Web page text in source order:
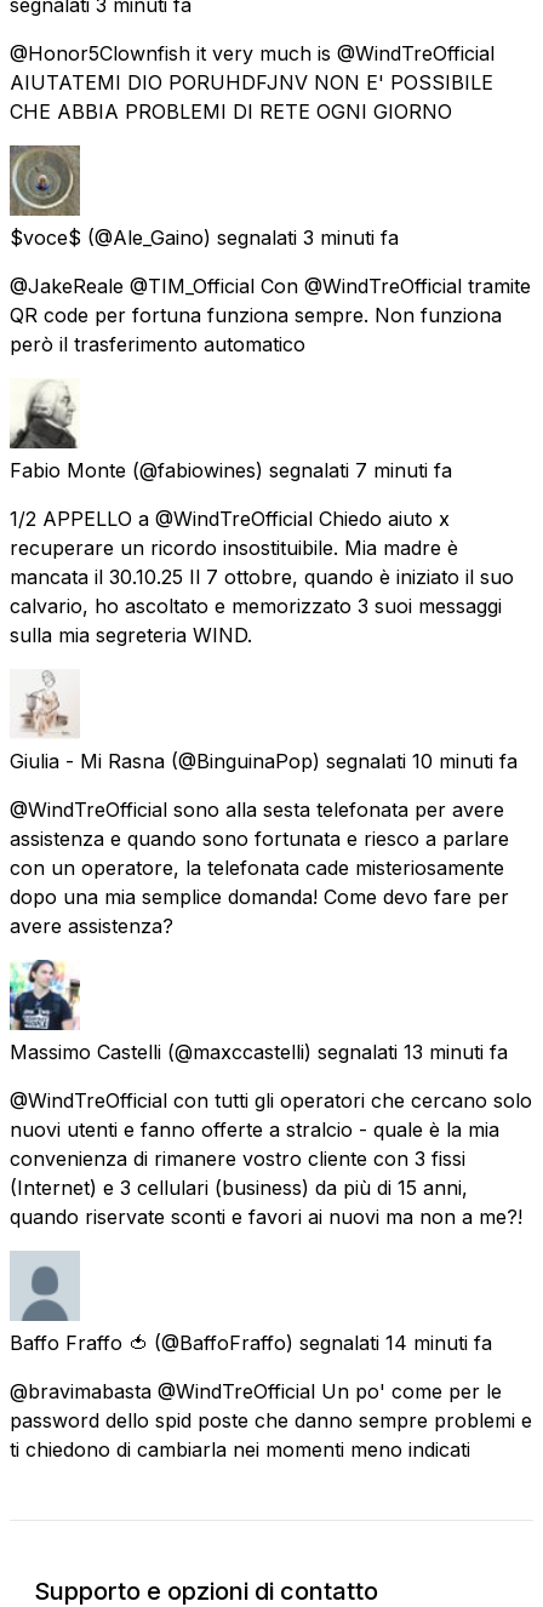
@Honor5Clownfish it very much is @WindTreOfficial
AIUTATEMI DIO PORUHDFJNV NON E' POSSIBILE
CHE ABBIA PROBLEMI DI RETE OGNI GIORNO
$voce$ (@Ale_Gaino) segnalati 3 minuti fa
@JakeReale @TIM_Official Con @WindTreOfficial tramite
QR code per fortuna funziona sempre. Non funziona
però il trasferimento automatico
Fabio Monte (@fabiowines) segnalati 7 minuti fa
1/2 APPELLO a @WindTreOfficial Chiedo aiuto x
recuperare un ricordo insostituibile. Mia madre è
mancata il 30.10.25 Il 7 ottobre, quando è iniziato il suo
calvario, ho ascoltato e memorizzato 3 suoi messaggi
sulla mia segreteria WIND.
Giulia - Mi Rasna (@BinguinaPop) segnalati 10 minuti fa
@WindTreOfficial sono alla sesta telefonata per avere
assistenza e quando sono fortunata e riesco a parlare
con un operatore, la telefonata cade misteriosamente
dopo una mia semplice domanda! Come devo fare per
avere assistenza?
Massimo Castelli (@maxccastelli) segnalati 13 minuti fa
@WindTreOfficial con tutti gli operatori che cercano solo
nuovi utenti e fanno offerte a stralcio - quale è la mia
convenienza di rimanere vostro cliente con 3 fissi
(Internet) e 3 cellulari (business) da più di 15 anni,
quando riservate sconti e favori ai nuovi ma non a me?!
Baffo Fraffo 🍅 (@BaffoFraffo) segnalati 14 minuti fa
@bravimabasta @WindTreOfficial Un po' come per le
password dello spid poste che danno sempre problemi e
ti chiedono di cambiarla nei momenti meno indicati
Supporto e opzioni di contatto